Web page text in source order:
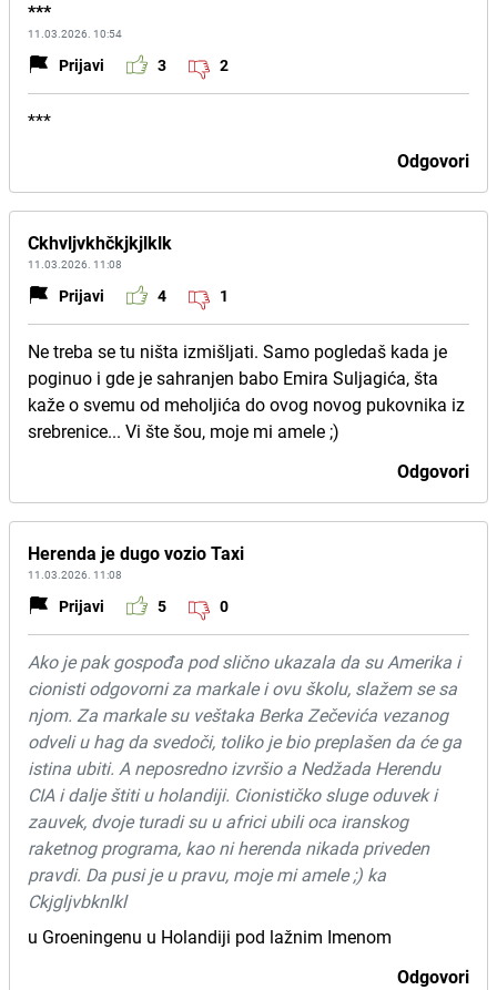
***
11.03.2026. 10:54
Prijavi 3 2
***
Odgovori
Ckhvljvkhčkjkjlklk
11.03.2026. 11:08
Prijavi 4 1
Ne treba se tu ništa izmišljati. Samo pogledaš kada je
poginuo i gde je sahranjen babo Emira Suljagića, šta
kaže o svemu od meholjića do ovog novog pukovnika iz
srebrenice... Vi šte šou, moje mi amele ;)
Odgovori
Herenda je dugo vozio Taxi
11.03.2026. 11:08
Prijavi 5 0
Ako je pak gospođa pod slično ukazala da su Amerika i
cionisti odgovorni za markale i ovu školu, slažem se sa
njom. Za markale su veštaka Berka Zečevića vezanog
odveli u hag da svedoči, toliko je bio preplašen da će ga
istina ubiti. A neposredno izvršio a Nedžada Herendu
CIA i dalje štiti u holandiji. Cionističko sluge oduvek i
zauvek, dvoje turadi su u africi ubili oca iranskog
raketnog programa, kao ni herenda nikada priveden
pravdi. Da pusi je u pravu, moje mi amele ;) ka
Ckjgljvbknlkl
u Groeningenu u Holandiji pod lažnim Imenom
Odgovori